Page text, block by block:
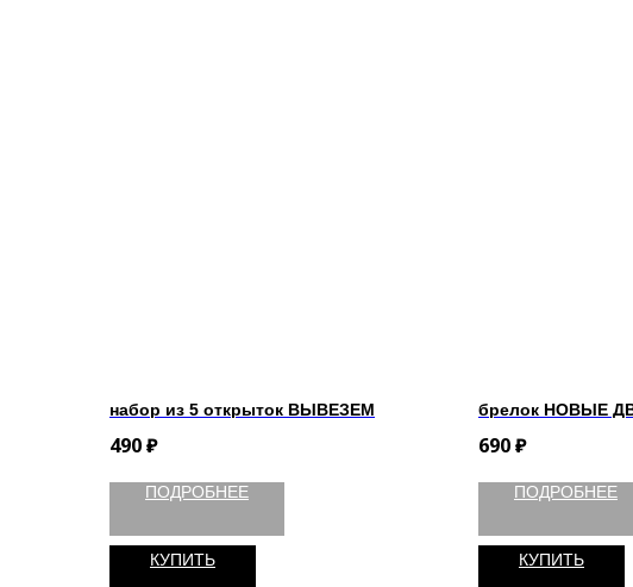
набор из 5 открыток ВЫВЕЗЕМ
490₽
ПОДРОБНЕЕ
КУПИТЬ
брелок НОВЫЕ
690₽
ПОДРОБНЕЕ
КУПИТЬ